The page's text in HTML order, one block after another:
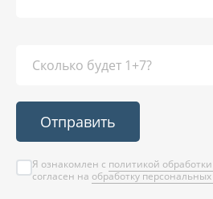
Отправить
Я ознакомлен с политикой
согласен на обработку